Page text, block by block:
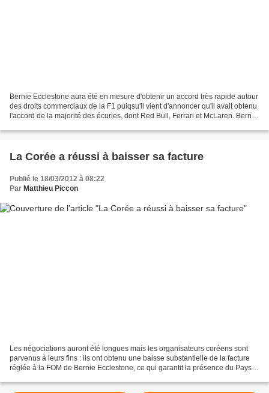
Bernie Ecclestone aura été en mesure d'obtenir un accord très rapide autour
des droits commerciaux de la F1 puiqsu'il vient d'annoncer qu'il avait obtenu
l'accord de la majorité des écuries, dont Red Bull, Ferrari et McLaren. Bernie
La Corée a réussi à baisser sa facture
Publié le 18/03/2012 à 08:22
Par Matthieu Piccon
Les négociations auront été longues mais les organisateurs coréens sont
parvenus à leurs fins : ils ont obtenu une baisse substantielle de la facture
réglée à la FOM de Bernie Ecclestone, ce qui garantit la présence du Pays